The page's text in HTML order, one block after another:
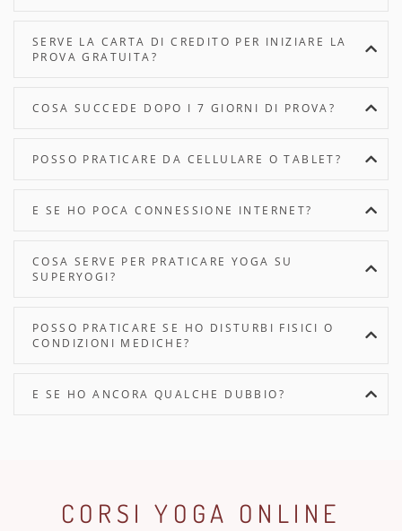
SERVE LA CARTA DI CREDITO PER INIZIARE LA
PROVA GRATUITA?
COSA SUCCEDE DOPO I 7 GIORNI DI PROVA?
POSSO PRATICARE DA CELLULARE O TABLET?
E SE HO POCA CONNESSIONE INTERNET?
COSA SERVE PER PRATICARE YOGA SU
SUPERYOGI?
POSSO PRATICARE SE HO DISTURBI FISICI O
CONDIZIONI MEDICHE?
E SE HO ANCORA QUALCHE DUBBIO?
CORSI YOGA ONLINE